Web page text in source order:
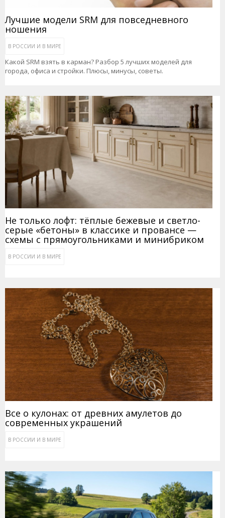
Лучшие модели SRM для повседневного
ношения
В РОССИИ И В МИРЕ
Какой SRM взять в карман? Разбор 5 лучших моделей для
города, офиса и стройки. Плюсы, минусы, советы.
Не только лофт: тёплые бежевые и светло-
серые «бетоны» в классике и провансе —
схемы с прямоугольниками и минибриком
В РОССИИ И В МИРЕ
Все о кулонах: от древних амулетов до
современных украшений
В РОССИИ И В МИРЕ